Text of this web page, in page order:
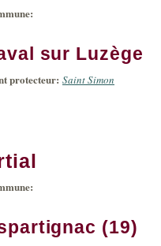
- sur Luzège
protecteur: Saint Simon
(19)